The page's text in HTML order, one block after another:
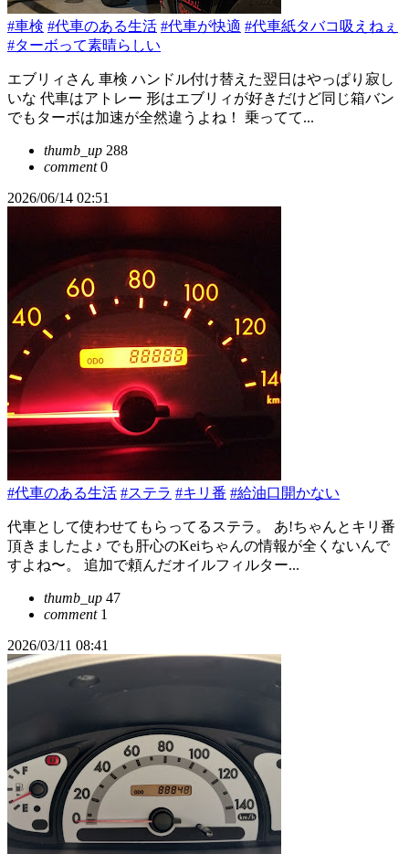
#車検 #代車のある生活 #代車が快適 #代車紙タバコ吸えねぇ
#ターボって素晴らしい
エブリィさん 車検 ハンドル付け替えた翌日はやっぱり寂し
いな 代車はアトレー 形はエブリィが好きだけど同じ箱バン
でもターボは加速が全然違うよね！ 乗ってて...
thumb_up 288
comment0
2026/06/14 02:51
#代車のある生活 #ステラ #キリ番 #給油口開かない
代車として使わせてもらってるステラ。 あ!ちゃんとキリ番
頂きましたよ♪ でも肝心のKeiちゃんの情報が全くないんで
すよね〜。 追加で頼んだオイルフィルター...
thumb_up 47
comment1
2026/03/11 08:41